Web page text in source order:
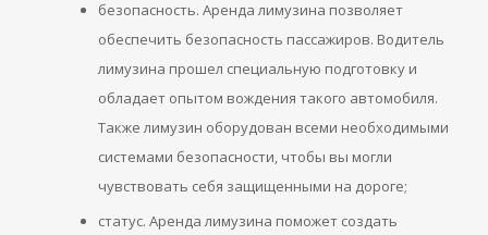
безопасность. Аренда лимузина позволяет
обеспечить безопасность пассажиров. Водитель
лимузина прошел специальную подготовку и
обладает опытом вождения такого автомобиля.
Также лимузин оборудован всеми необходимыми
системами безопасности, чтобы вы могли
чувствовать себя защищенными на дороге;
статус. Аренда лимузина поможет создать